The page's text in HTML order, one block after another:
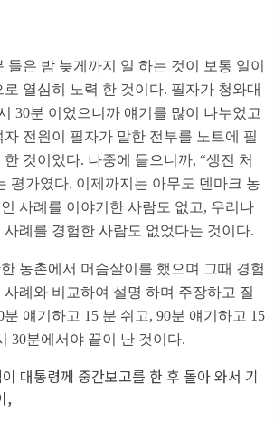
들은 밤 늦게까지 일 하는 것이 보통 일이
열심히 노력 한 것이다. 필자가 청와대
30분 이었으니까 얘기를 많이 나누었고
전원이 필자가 말한 전부를 노트에 필
것이었다. 나중에 들으니까, “생전 처
평가였다. 이제까지는 아무도 덴마크 농
사례를 이야기한 사람도 없고, 우리나
례를 경험한 사람도 없었다는 것이다.
농촌에서 머슴살이를 했으며 그때 경험
례와 비교하여 설명 하며 주장하고 질
얘기하고 15 분 쉬고, 90분 얘기하고 15
30분에서야 끝이 난 것이다.
대통령께 중간보고를 한 후 돌아 와서 기
,